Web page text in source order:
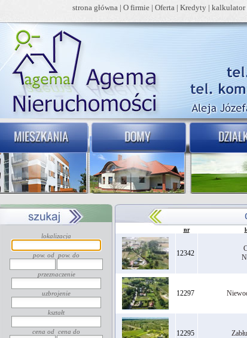
strona główna | O firmie | Oferta | Kredyty | kalkulator
lokalizacja
pow. od pow. do
przeznaczenie
uzbrojenie
kształt
cena od cena do
nr
12342
12297
12295